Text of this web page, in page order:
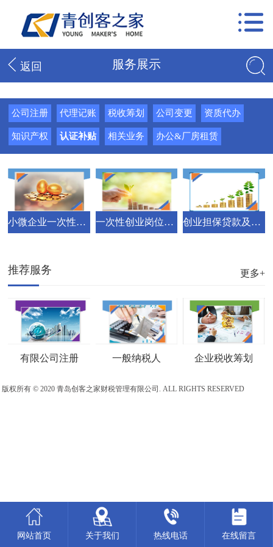
返回 服务展示
公司注册 代理记账 税收筹划 公司变更 资质代办
知识产权 认证补贴 相关业务 办公&厂房租赁
小微企业一次性创业补贴 一次性创业岗位开发补贴 创业担保贷款及贴息
推荐服务 更多+
有限公司注册 一般纳税人 企业税收筹划
版权所有 © 2020 青岛创客之家财税管理有限公司. ALL RIGHTS RESERVED
网站首页 关于我们 热线电话 在线留言